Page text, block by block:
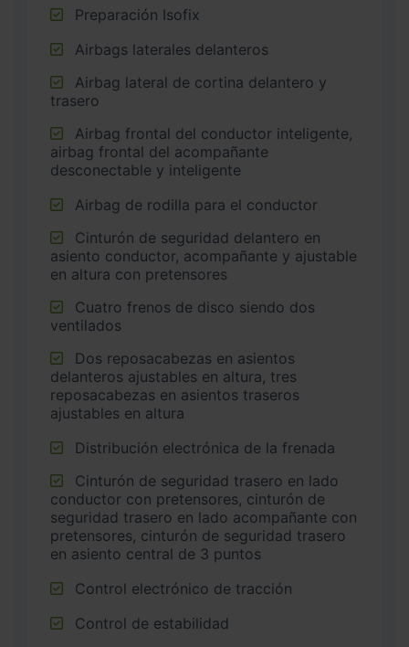
Preparación Isofix
Airbags laterales delanteros
trasero
airbag frontal del acompañante
desconectable y inteligente
Airbag de rodilla para el conductor
asiento conductor, acompañante y ajustable
en altura con pretensores
ventilados
delanteros ajustables en altura, tres
reposacabezas en asientos traseros
ajustables en altura
Distribución electrónica de la frenada
conductor con pretensores, cinturón de
seguridad trasero en lado acompañante con
pretensores, cinturón de seguridad trasero
en asiento central de 3 puntos
Control electrónico de tracción
Control de estabilidad